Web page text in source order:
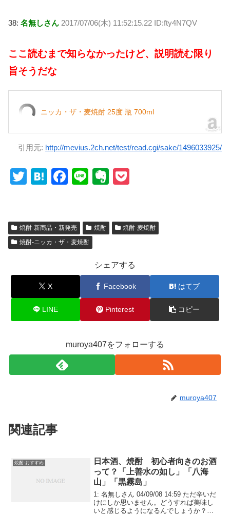
38: 名無しさん 2017/07/06(木) 11:52:15.22 ID:fty4N7QV
ここ読むまで知らなかったけど、説明読む限り
旨そうだな
ニッカ・ザ・麦焼酎 25度 瓶 700ml
引用元: http://mevius.2ch.net/test/read.cgi/sake/1496033925/
T
er
H
n
a
F
e
b
o
Li
E
n
e
et
焼酎-新商品・新発売 焼酎
焼酎-麦焼酎
焼酎-ニッカ・ザ・麦焼酎
シェアする
X Facebook はてブ
LINE Pinterest コピー
muroya407をフォローする
muroya407
関連記事
焼酎-おすすめ
日本酒、焼酎 初心者向きのお酒
って？「上善水の如し」「八海
山」「黒霧島」
1: 名無しさん 04/09/08 14:59 ただ辛いだ
けにしか思いません。どうすれば美味し
いと感じるようになるんでしょうか？初